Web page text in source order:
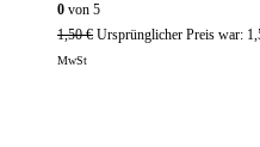
0 von 5
1,50€ Ursprünglicher Preis war:
MwSt